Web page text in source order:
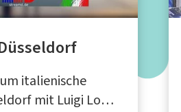
italienische
mit Luigi Lo